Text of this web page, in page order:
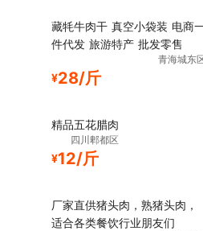
藏牦牛肉干 真空小袋装 电商
件代发 旅游特产 批发零售
青海城东
¥28/斤
精品五花腊肉
四川郫都区
¥12/斤
厂家直供猪头肉，熟猪头肉，
适合各类餐饮行业朋友们